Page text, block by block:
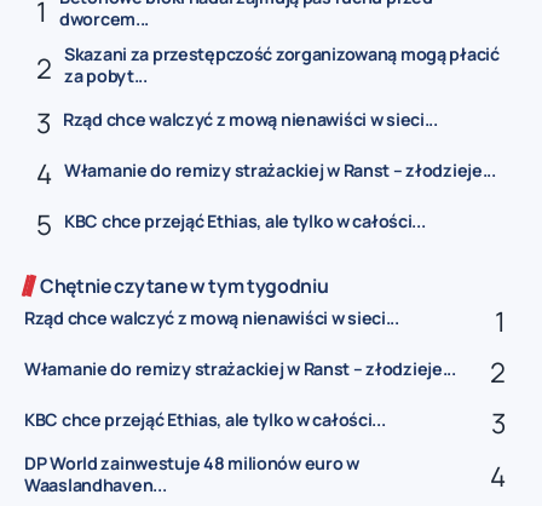
dworcem...
Skazani za przestępczość zorganizowaną mogą płacić
za pobyt...
Rząd chce walczyć z mową nienawiści w sieci...
Włamanie do remizy strażackiej w Ranst – złodzieje...
KBC chce przejąć Ethias, ale tylko w całości...
Chętnie czytane w tym tygodniu
Rząd chce walczyć z mową nienawiści w sieci...
Włamanie do remizy strażackiej w Ranst – złodzieje...
KBC chce przejąć Ethias, ale tylko w całości...
DP World zainwestuje 48 milionów euro w
Waaslandhaven...